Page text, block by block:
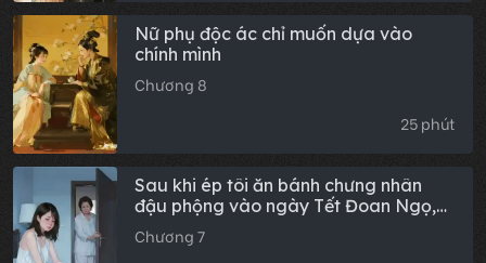
Nữ phụ độc ác chỉ muốn dựa vào
chính mình
Chương 8
25 phút
Sau khi ép tôi ăn bánh chưng nhân
đậu phộng vào ngày Tết Đoan Ngọ,
mẹ đã hối hận thế nào?
Chương 7